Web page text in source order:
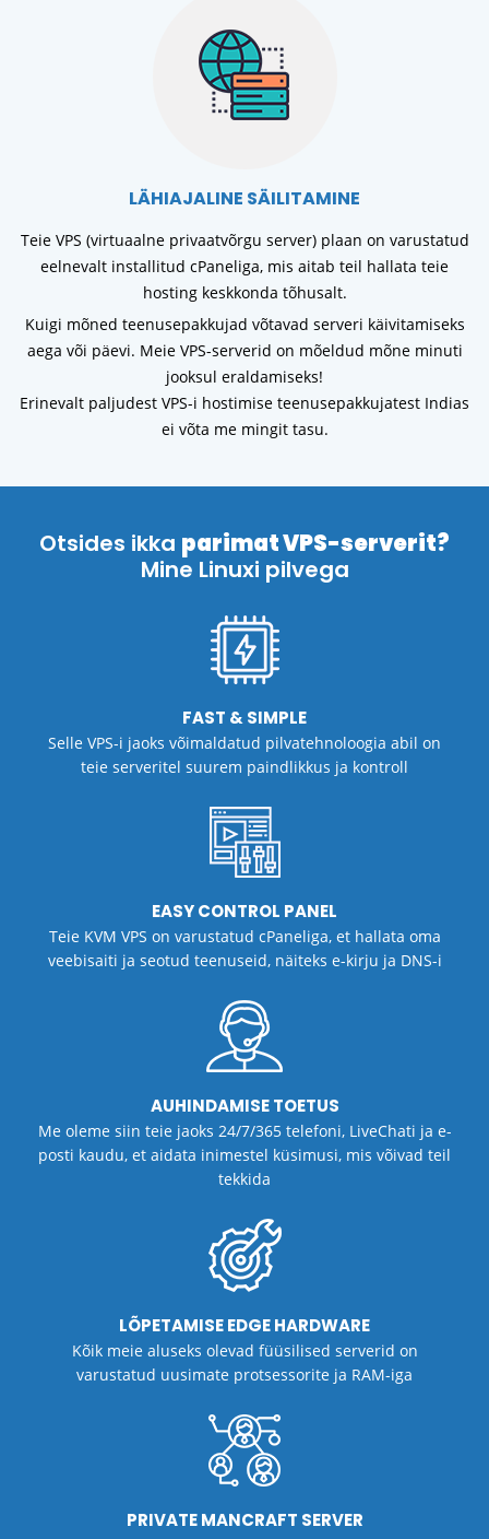
LÄHIAJALINE SÄILITAMINE
Teie VPS (virtuaalne privaatvõrgu server) plaan on varustatud
eelnevalt installitud cPaneliga, mis aitab teil hallata teie
hosting keskkonda tõhusalt.
Kuigi mõned teenusepakkujad võtavad serveri käivitamiseks
aega või päevi. Meie VPS-serverid on mõeldud mõne minuti
jooksul eraldamiseks!
Erinevalt paljudest VPS-i hostimise teenusepakkujatest Indias
ei võta me mingit tasu.
Otsides ikka parimat VPS-serverit?
Mine Linuxi pilvega
FAST & SIMPLE
Selle VPS-i jaoks võimaldatud pilvatehnoloogia abil on
teie serveritel suurem paindlikkus ja kontroll
EASY CONTROL PANEL
Teie KVM VPS on varustatud cPaneliga, et hallata oma
veebisaiti ja seotud teenuseid, näiteks e-kirju ja DNS-i
AUHINDAMISE TOETUS
Me oleme siin teie jaoks 24/7/365 telefoni, LiveChati ja e-
posti kaudu, et aidata inimestel küsimusi, mis võivad teil
tekkida
LÕPETAMISE EDGE HARDWARE
Kõik meie aluseks olevad füüsilised serverid on
varustatud uusimate protsessorite ja RAM-iga
PRIVATE MANCRAFT SERVER